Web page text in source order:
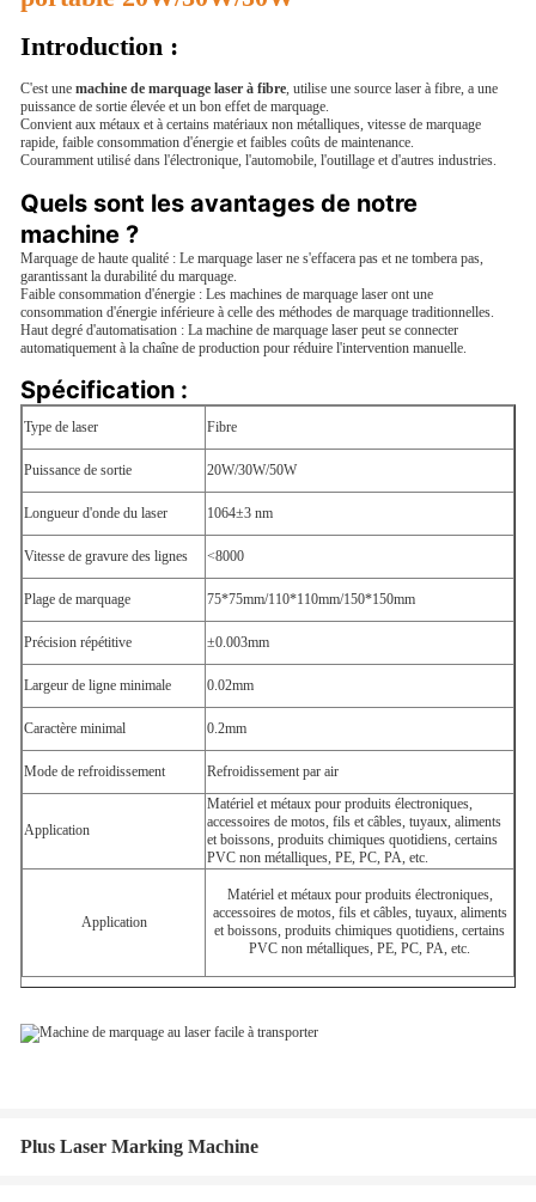
Introduction :
C'est une machine de marquage laser à fibre, utilise une source laser à fibre, a une
puissance de sortie élevée et un bon effet de marquage.
Convient aux métaux et à certains matériaux non métalliques, vitesse de marquage
rapide, faible consommation d'énergie et faibles coûts de maintenance.
Couramment utilisé dans l'électronique, l'automobile, l'outillage et d'autres industries.
Quels sont les avantages de notre
machine ?
Marquage de haute qualité : Le marquage laser ne s'effacera pas et ne tombera pas,
garantissant la durabilité du marquage.
Faible consommation d'énergie : Les machines de marquage laser ont une
consommation d'énergie inférieure à celle des méthodes de marquage traditionnelles.
Haut degré d'automatisation : La machine de marquage laser peut se connecter
automatiquement à la chaîne de production pour réduire l'intervention manuelle.
Spécification :
Type de laser Fibre
Puissance de sortie 20W/30W/50W
Longueur d'onde du laser 1064±3 nm
Vitesse de gravure des lignes <8000
Plage de marquage 75*75mm/110*110mm/150*150mm
Précision répétitive ±0.003mm
Largeur de ligne minimale 0.02mm
Caractère minimal 0.2mm
Mode de refroidissement Refroidissement par air
Application
Matériel et métaux pour produits électroniques,
accessoires de motos, fils et câbles, tuyaux, aliments
et boissons, produits chimiques quotidiens, certains
PVC non métalliques, PE, PC, PA, etc.
Application
Matériel et métaux pour produits électroniques,
accessoires de motos, fils et câbles, tuyaux, aliments
et boissons, produits chimiques quotidiens, certains
PVC non métalliques, PE, PC, PA, etc.
Plus Laser Marking Machine